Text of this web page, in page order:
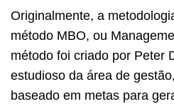
Originalmente, a
método MBO, ou
método foi criado por Peter
estudioso da área de
baseado em metas para